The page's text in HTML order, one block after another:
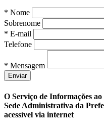
* Nome
Sobrenome
* E-mail
Telefone
* Mensagem
O Serviço de Informações
Sede Administrativa da
acessível via internet